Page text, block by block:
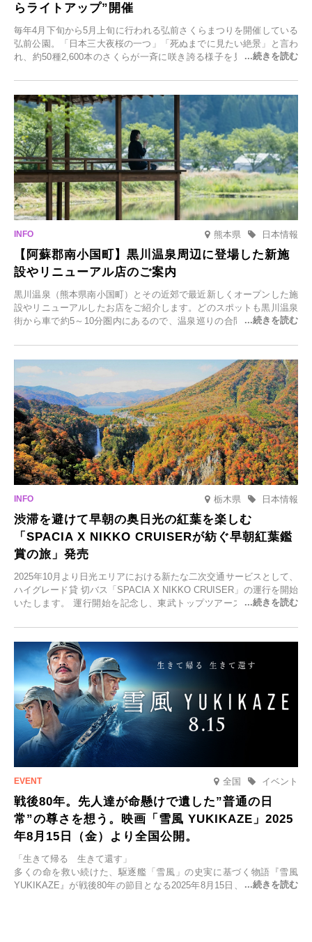
らライトアップ”開催
毎年4月下旬から5月上旬に行われる弘前さくらまつりを開催している
弘前公園。「日本三大夜桜の一つ」「死ぬまでに見たい絶景」と言わ
れ、約50種2,600本のさくらが一斉に咲き誇る様子を見に、世界中か
日(月)～2026年2月28日(土)の期間、「冬に咲くさくらライトアップ」
を開催します。
熊本県 日本情報
【阿蘇郡南小国町】黒川温泉周辺に登場した新施
設やリニューアル店のご案内
黒川温泉（熊本県南小国町）とその近郊で最近新しくオープンした施
設やリニューアルしたお店をご紹介します。どのスポットも黒川温泉
街から車で約5～10分圏内にあるので、温泉巡りの合間に気軽に立ち
元食材にこだわったレストランなど、多彩な魅力が満載です。黒川温
泉の新たな楽しみとしてチェックしてみてください。
栃木県 日本情報
渋滞を避けて早朝の奥日光の紅葉を楽しむ
「SPACIA X NIKKO CRUISERが紡ぐ早朝紅葉鑑
賞の旅」発売
2025年10月より日光エリアにおける新たな二次交通サービスとして、
ハイグレード貸 切バス「SPACIA X NIKKO CRUISER」の運行を開始
いたします。 運行開始を記念し、東武トップツアーズ株式会社では
2025年9月12日(金)より発売いたします。
全国 イベント
戦後80年。先人達が命懸けで遺した”普通の日
常”の尊さを想う。映画「雪風 YUKIKAZE」2025
年8月15日（金）より全国公開。
「生きて帰る 生きて還す」
多くの命を救い続けた、駆逐艦「雪風」の史実に基づく物語『雪風
YUKIKAZE』が戦後80年の節目となる2025年8月15日、全国公開され